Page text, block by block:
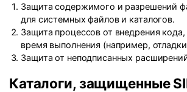
Защита содержимого и разрешений
для системных файлов и каталогов.
Защита процессов от внедрения
время выполнения (например,
Защита от неподписанных
Каталоги, защищенные